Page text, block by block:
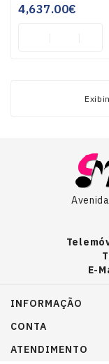
4,637.00€
E-
INFORMAÇÃO
CONTA
ATENDIMENTO